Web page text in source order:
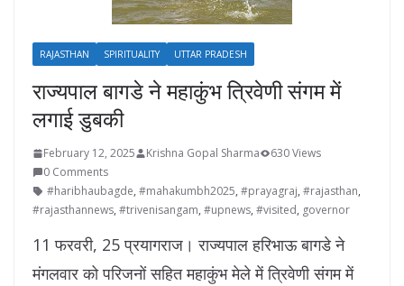
RAJASTHAN SPIRITUALITY UTTAR PRADESH
राज्यपाल बागडे ने महाकुंभ त्रिवेणी संगम में
लगाई डुबकी
February 12, 2025 Krishna Gopal Sharma
630 Views
0 Comments
#haribhaubagde, #mahakumbh2025, #prayagraj, #rajasthan,
#rajasthannews, #trivenisangam, #upnews, #visited, governor
11 फरवरी, 25 प्रयागराज। राज्यपाल हरिभाऊ बागडे ने
मंगलवार को परिजनों सहित महाकुंभ मेले में त्रिवेणी संगम में